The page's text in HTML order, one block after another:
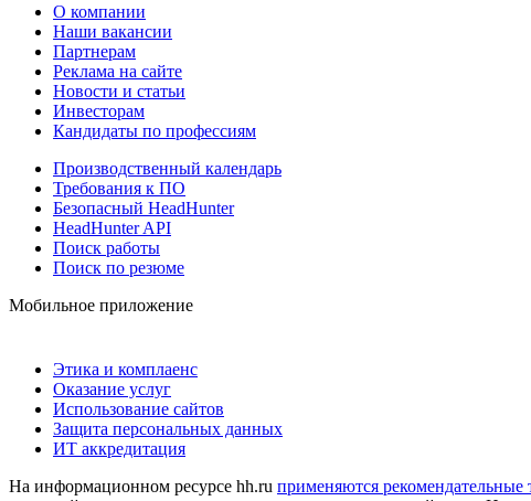
О компании
Наши вакансии
Партнерам
Реклама на сайте
Новости и статьи
Инвесторам
Кандидаты по профессиям
Производственный календарь
Требования к ПО
Безопасный HeadHunter
HeadHunter API
Поиск работы
Поиск по резюме
Мобильное приложение
Этика и комплаенс
Оказание услуг
Использование сайтов
Защита персональных данных
ИТ аккредитация
На информационном ресурсе hh.ru применяются рекомендательные